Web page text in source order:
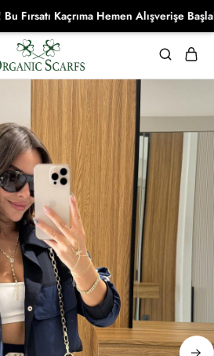
Kaçrıma Hemen Alışverişe Başla!